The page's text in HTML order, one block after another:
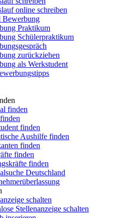
online schreiben
Praktikum
Schülerpraktikum
zurückziehen
als Werkstudent
finden
finden
Aushilfe finden
finden
finden
finden
Deutschland
schalten
Stellenanzeige schalten